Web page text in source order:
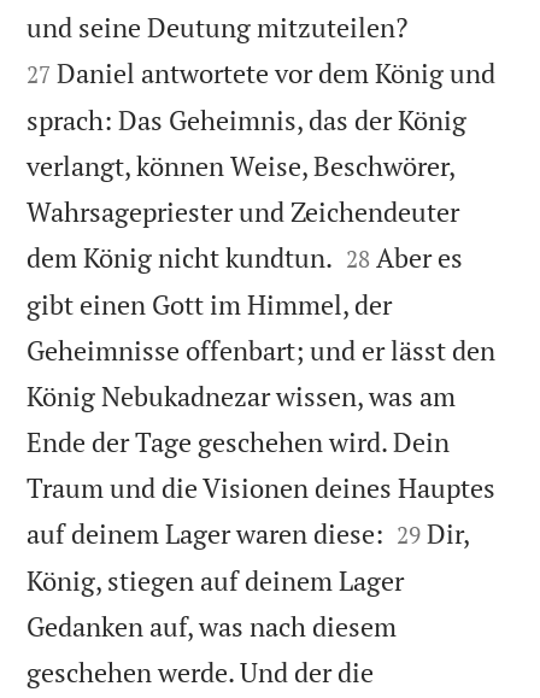
und seine Deutung mitzuteilen?
27 Daniel antwortete vor dem König und
sprach: Das Geheimnis, das der König
verlangt, können Weise, Beschwörer,
Wahrsagepriester und Zeichendeuter
dem König nicht kundtun. 

28 Aber es
gibt einen Gott im Himmel, der
Geheimnisse offenbart; und er lässt den
König Nebukadnezar wissen, was am
Ende der Tage geschehen wird. Dein
Traum und die Visionen deines Hauptes
auf deinem Lager waren diese: 

29 Dir,
König, stiegen auf deinem Lager
Gedanken auf, was nach diesem
geschehen werde. Und der die